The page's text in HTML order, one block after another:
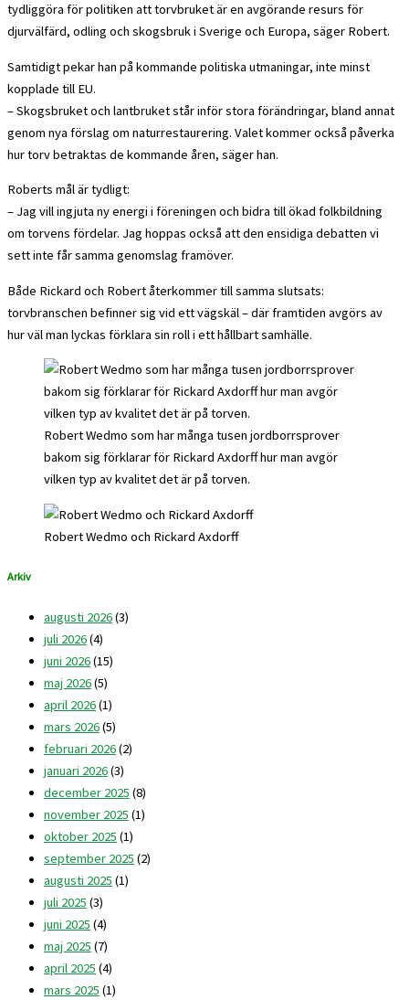
tydliggöra för politiken att torvbruket är en avgörande resurs för
djurvälfärd, odling och skogsbruk i Sverige och Europa, säger Robert.
Samtidigt pekar han på kommande politiska utmaningar, inte minst
kopplade till EU.
– Skogsbruket och lantbruket står inför stora förändringar, bland annat
genom nya förslag om naturrestaurering. Valet kommer också påverka
hur torv betraktas de kommande åren, säger han.
Roberts mål är tydligt:
– Jag vill ingjuta ny energi i föreningen och bidra till ökad folkbildning
om torvens fördelar. Jag hoppas också att den ensidiga debatten vi
sett inte får samma genomslag framöver.
Både Rickard och Robert återkommer till samma slutsats:
torvbranschen befinner sig vid ett vägskäl – där framtiden avgörs av
hur väl man lyckas förklara sin roll i ett hållbart samhälle.
Robert Wedmo som har många tusen jordborrsprover
bakom sig förklarar för Rickard Axdorff hur man avgör
vilken typ av kvalitet det är på torven.
Robert Wedmo och Rickard Axdorff
Arkiv
augusti 2026(3)
juli 2026(4)
juni 2026(15)
maj 2026(5)
april 2026(1)
mars 2026(5)
februari 2026(2)
januari 2026(3)
december 2025 (8)
november 2025 (1)
oktober 2025 (1)
september 2025 (2)
augusti 2025 (1)
juli 2025 (3)
juni 2025 (4)
maj 2025 (7)
april 2025 (4)
mars 2025 (1)